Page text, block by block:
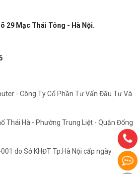
29 Mạc Thái Tông - Hà Nội.
- Công Ty Cổ Phần Tư Vấn Đầu Tư Và
Thái Hà - Phường Trung Liệt - Quận Đống
do Sở KHĐT Tp.Hà Nội cấp ngày